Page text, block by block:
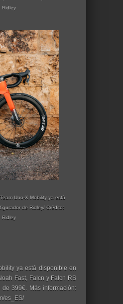
Ridley
Uno-X Mobility ya está
de Ridley/ Crédito:
Ridley
ya está disponible en
Fast, Falcn y Falcn RS
399€. Más información:
es_ES/